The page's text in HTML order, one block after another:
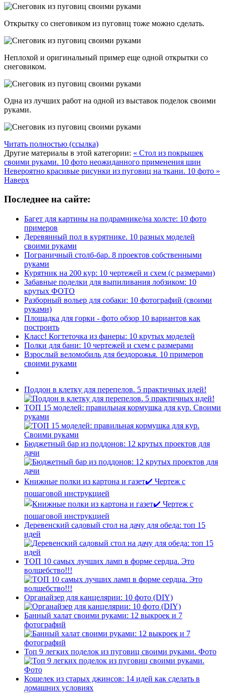
Открытку со снеговиком из пуговиц тоже можно сделать.
Неплохой и оригинальный пример еще одной открытки со
снеговиком.
Одна из лучших работ на одной из выставок поделок своими
руками.
Читать полностью (ссылка)
Другие материалы в этой категории: « Стол из покрышек
своими руками. 10 фото неожиданного применения шин
Невероятно красивые рисунки из пуговиц на ткани. 10 фото »
Наверх
Последнее на сайте:
Багет для картины на подрамнике/на холсте: 10 фото
примеров
Деревянный пол в курятнике. 10 разных моделей
своими руками
Пограничный столб-бар. 8 проектов собственными
руками
Курятник на 200 кур: 10 чертежей и схем (с размерами)
Забавные поделки для выпиливания лобзиком: 10
крутых ФОТО
Разборный вольер для собаки: 10 фотографий (своими
руками)
Площадка для горки - фото обзор 10 вариантов как
построить
Класс! Когтеточка из фанеры: 10 крутых моделей
Полки для бани: 10 чертежей и схем с размерами
Взрослый веломобиль для бездорожья. 10 примеров
своими руками
Поддон в клетку для перепелов. 5 практичных идей!
ТОП 15 моделей: правильная кормушка для кур. Своими
руками
Бюджетный бар из поддонов: 12 крутых проектов для
дачи
Книжные полки из картона и газет✔️ Чертеж с
пошаговой инструкцией
Деревенский садовый стол на дачу для обеда: топ 15
идей
ТОП 10 самых лучших ламп в форме сердца. Это
волшебство!!!
Органайзер для канцелярии: 10 фото (DIY)
Банный халат своими руками: 12 выкроек и 7
фотографий
Топ 9 легких поделок из пуговиц своими руками. Фото
Кошелек из старых джинсов: 14 идей как сделать в
домашних условиях